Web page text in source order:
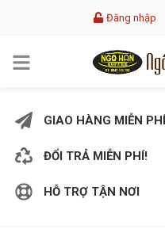
Đăng nhập
GIAO HÀNG MIỄN
ĐỔI TRẢ MIỄN PHÍ!
HỖ TRỢ TẬN NƠI